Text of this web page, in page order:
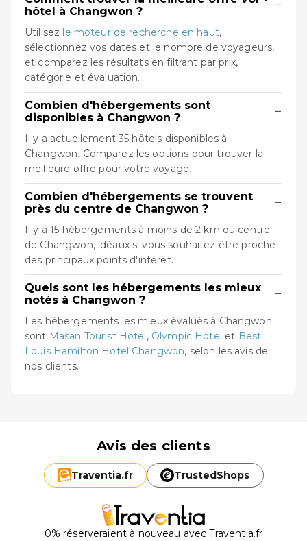
hôtel à Changwon ?
−
Utilisez le moteur de recherche en haut,
sélectionnez vos dates et le nombre de voyageurs,
et comparez les résultats en filtrant par prix,
catégorie et évaluation.
Combien d'hébergements sont
disponibles à Changwon ?
−
Il y a actuellement 35 hôtels disponibles à
Changwon. Comparez les options pour trouver la
meilleure offre pour votre voyage.
Combien d'hébergements se trouvent
près du centre de Changwon ?
−
Il y a 15 hébergements à moins de 2 km du centre
de Changwon, idéaux si vous souhaitez être proche
des principaux points d'intérêt.
Quels sont les hébergements les mieux
notés à Changwon ?
−
Les hébergements les mieux évalués à Changwon
sont Masan Tourist Hotel, Olympic Hotel et Best
Louis Hamilton Hotel Changwon, selon les avis de
nos clients.
Avis des clients
Traventia.fr TrustedShops
0% réserveraient à nouveau avec Traventia.fr